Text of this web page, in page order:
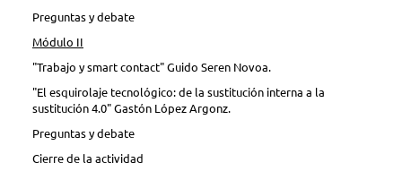
Preguntas y debate
Módulo II
"Trabajo y smart contact" Guido Seren Novoa.
"El esquirolaje tecnológico: de la sustitución interna a la
sustitución 4.0" Gastón López Argonz.
Preguntas y debate
Cierre de la actividad